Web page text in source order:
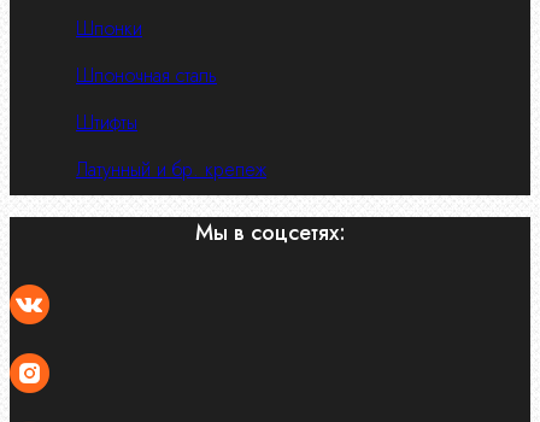
Шпонки
Шпоночная сталь
Штифты
Латунный и бр. крепеж
Мы в соцсетях: